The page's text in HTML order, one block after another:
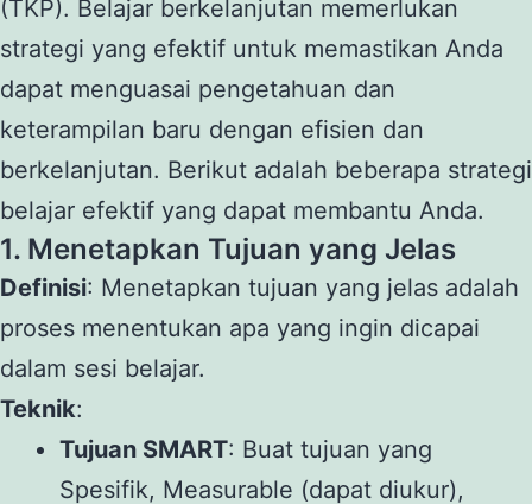
(TKP). Belajar berkelanjutan memerlukan
strategi yang efektif untuk memastikan Anda
dapat menguasai pengetahuan dan
keterampilan baru dengan efisien dan
berkelanjutan. Berikut adalah beberapa strategi
belajar efektif yang dapat membantu Anda.
1. Menetapkan Tujuan yang Jelas
Definisi: Menetapkan tujuan yang jelas adalah
proses menentukan apa yang ingin dicapai
dalam sesi belajar.
Teknik:
Tujuan SMART: Buat tujuan yang
Spesifik, Measurable (dapat diukur),